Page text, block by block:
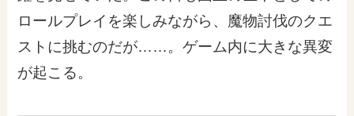
ロールプレイを楽しみながら、魔物討伐のクエ
ストに挑むのだが……。ゲーム内に大きな異変
が起こる。